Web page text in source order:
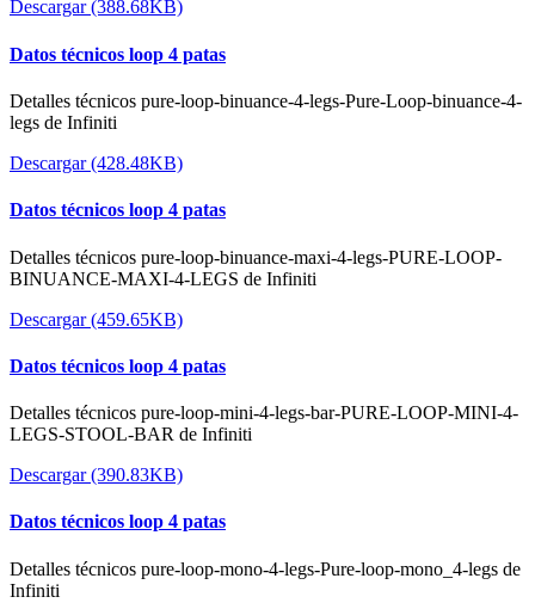
Descargar (388.68KB)
Datos técnicos loop 4 patas
Detalles técnicos pure-loop-binuance-4-legs-Pure-Loop-binuance-4-
legs de Infiniti
Descargar (428.48KB)
Datos técnicos loop 4 patas
Detalles técnicos pure-loop-binuance-maxi-4-legs-PURE-LOOP-
BINUANCE-MAXI-4-LEGS de Infiniti
Descargar (459.65KB)
Datos técnicos loop 4 patas
Detalles técnicos pure-loop-mini-4-legs-bar-PURE-LOOP-MINI-4-
LEGS-STOOL-BAR de Infiniti
Descargar (390.83KB)
Datos técnicos loop 4 patas
Detalles técnicos pure-loop-mono-4-legs-Pure-loop-mono_4-legs de
Infiniti